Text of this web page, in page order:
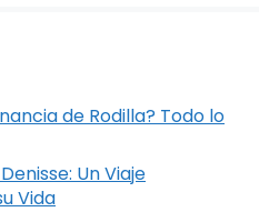
de Rodilla? Todo lo
Un Viaje
Vida